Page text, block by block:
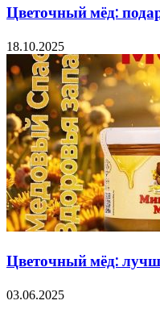
Цветочный мёд:
18.10.2025
Цветочный мёд:
03.06.2025